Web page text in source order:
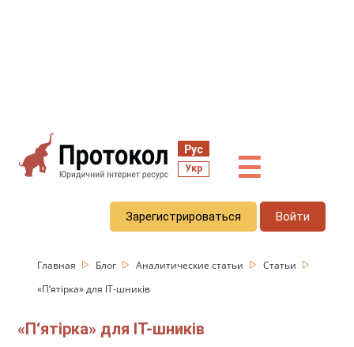
Рус
Укр ☰
Зарегистрироваться Войти
Главная Блог Аналитические статьи
Статьи
«П‘ятірка» для ІТ-шників
«П‘ятірка» для ІТ-шників